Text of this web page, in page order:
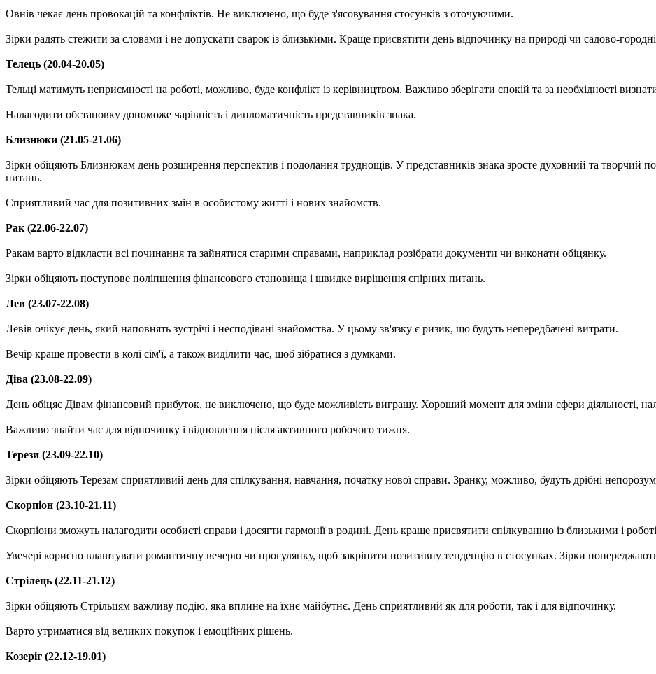
Овнів чекає день провокацій та конфліктів. Не виключено, що буде з'ясовування стосунків з оточуючими.
Зірки радять стежити за словами і не допускати сварок із близькими. Краще присвятити день відпочинку на природі чи садово-
Телець (20.04-20.05)
Тельці матимуть неприємності на роботі, можливо, буде конфлікт із керівництвом. Важливо зберігати спокій та за необхідності
Налагодити обстановку допоможе чарівність і дипломатичність представників знака.
Близнюки (21.05-21.06)
Зірки обіцяють Близнюкам день розширення перспектив і подолання труднощів. У представників знака зросте духовний та творчий
питань.
Сприятливий час для позитивних змін в особистому житті і нових знайомств.
Рак (22.06-22.07)
Ракам варто відкласти всі починання та зайнятися старими справами, наприклад розібрати документи чи виконати обіцянку.
Зірки обіцяють поступове поліпшення фінансового становища і швидке вирішення спірних питань.
Лев (23.07-22.08)
Левів очікує день, який наповнять зустрічі і несподівані знайомства. У цьому зв'язку є ризик, що будуть непередбачені витрати.
Вечір краще провести в колі сім'ї, а також виділити час, щоб зібратися з думками.
Діва (23.08-22.09)
День обіцяє Дівам фінансовий прибуток, не виключено, що буде можливість виграшу. Хороший момент для зміни сфери діяльності,
Важливо знайти час для відпочинку і відновлення після активного робочого тижня.
Терези (23.09-22.10)
Зірки обіцяють Терезам сприятливий день для спілкування, навчання, початку нової справи. Зранку, можливо, будуть дрібні
Скорпіон (23.10-21.11)
Скорпіони зможуть налагодити особисті справи і досягти гармонії в родині. День краще присвятити спілкуванню із близькими і
Увечері корисно влаштувати романтичну вечерю чи прогулянку, щоб закріпити позитивну тенденцію в стосунках. Зірки
Стрілець (22.11-21.12)
Зірки обіцяють Стрільцям важливу подію, яка вплине на їхнє майбутнє. День сприятливий як для роботи, так і для відпочинку.
Варто утриматися від великих покупок і емоційних рішень.
Козеріг (22.12-19.01)